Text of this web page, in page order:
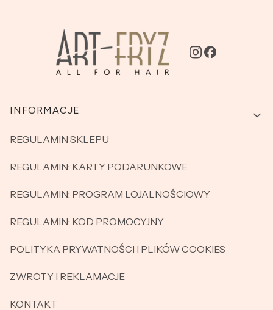
Linki w stopce
INFORMACJE
REGULAMIN SKLEPU
REGULAMIN: KARTY PODARUNKOWE
REGULAMIN: PROGRAM LOJALNOŚCIOWY
REGULAMIN: KOD PROMOCYJNY
POLITYKA PRYWATNOŚCI I PLIKÓW COOKIES
ZWROTY I REKLAMACJE
KONTAKT